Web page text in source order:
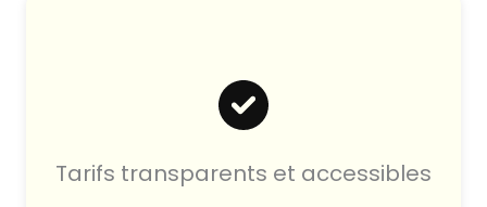
Tarifs transparents et accessibles